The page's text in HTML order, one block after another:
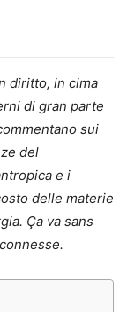
diritto, in cima
di gran parte
sui
del
e i
delle materie
Ça va sans